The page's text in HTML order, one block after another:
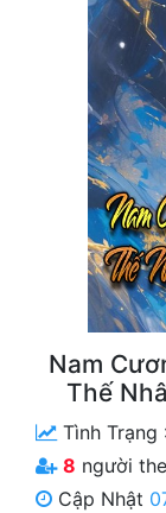
Truyện Convert
Truyện Dịch
Truyện Nhập Môn
Xa Lộ Dịch
Cung Đấu
Cạnh Kỹ
Nam
Thế
Tình
8 người
Cập Nhật